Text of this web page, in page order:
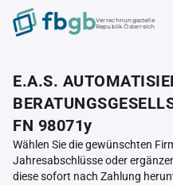
Verrechnungsstelle
Republik Österreich
E.A.S.
FN 98071y
Wählen Sie die gewünschten
Jahresabschlüsse oder
diese sofort nach Zahlung